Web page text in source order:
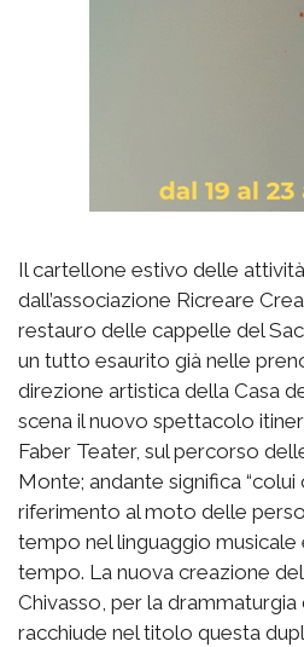
Il cartellone estivo delle
dall’associazione Ricreare
restauro delle cappelle del
un tutto esaurito già nelle
direzione artistica della Casa
scena il nuovo spettacolo
Faber Teater, sul percorso
Monte; andante significa “colui
riferimento al moto delle
tempo nel linguaggio musicale
tempo. La nuova creazione
Chivasso, per la drammaturgia
racchiude nel titolo questa